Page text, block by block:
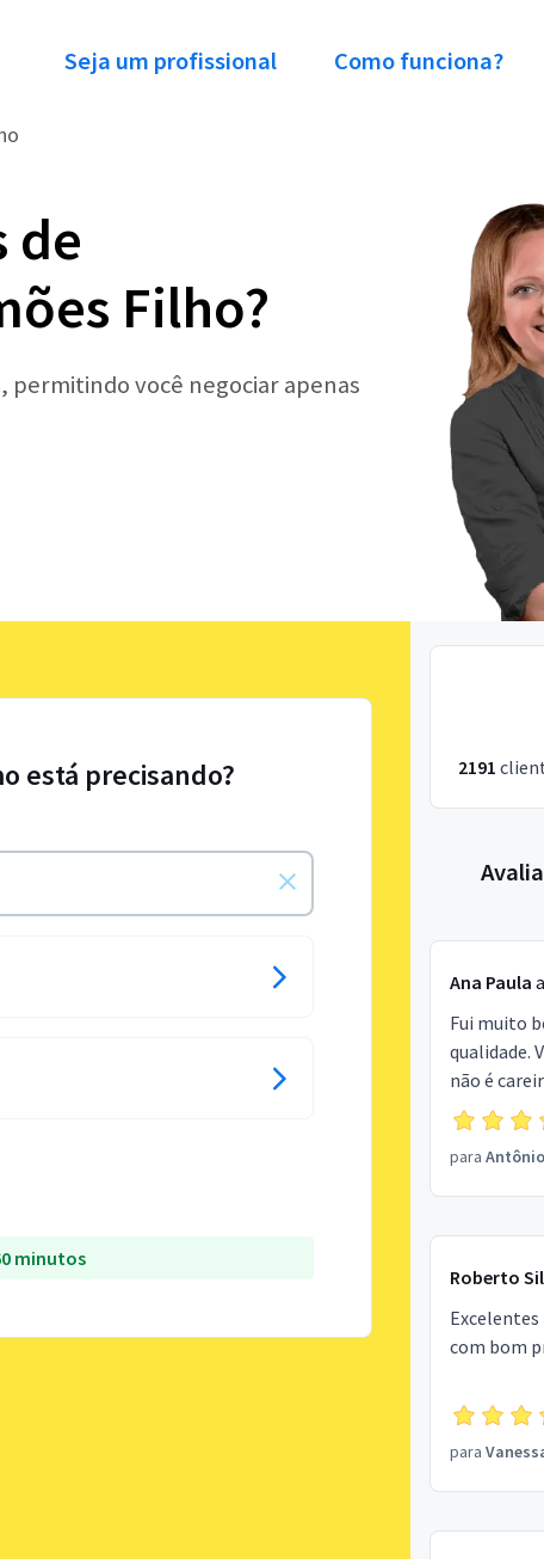
Seja um profissional Como funciona?
de
Filho?
permitindo você negociar apenas
está precisando?
minutos
2191
Ana Paula
Fui muito
qualidade.
não é
para
Roberto
com bom
para